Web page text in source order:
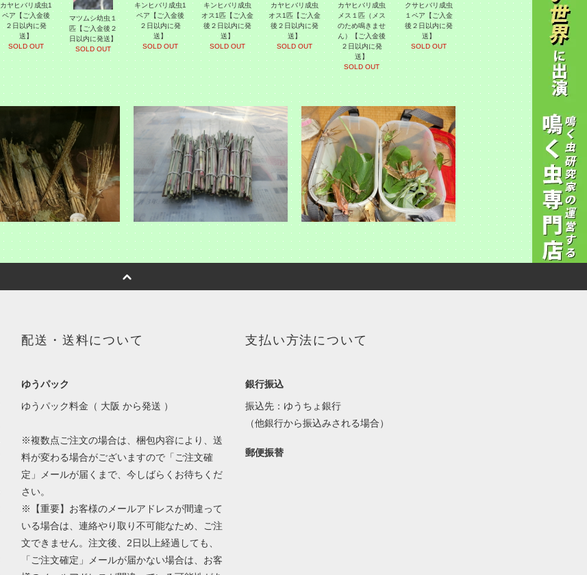
カヤヒバリ成虫1
ペア【ご入金後
２日以内に発
送】
SOLD OUT
マツムシ幼虫１
匹【ご入金後２
日以内に発送】
SOLD OUT
キンヒバリ成虫1
ペア【ご入金後
２日以内に発
送】
SOLD OUT
キンヒバリ成虫
オス1匹【ご入金
後２日以内に発
送】
SOLD OUT
カヤヒバリ成虫
オス1匹【ご入金
後２日以内に発
送】
SOLD OUT
カヤヒバリ成虫
メス１匹（メス
のため鳴きませ
ん）【ご入金後
２日以内に発
送】
SOLD OUT
クサヒバリ成虫
１ペア【ご入金
後２日以内に発
送】
SOLD OUT
配送・送料について
ゆうパック
ゆうパック料金（ 大阪 から発送 ）
※複数点ご注文の場合は、梱包内容により、送
料が変わる場合がございますので「ご注文確
定」メールが届くまで、今しばらくお待ちくだ
さい。
※【重要】お客様のメールアドレスが間違って
いる場合は、連絡やり取り不可能なため、ご注
文できません。注文後、2日以上経過しても、
「ご注文確定」メールが届かない場合は、お客
支払い方法について
銀行振込
振込先：ゆうちょ銀行
（他銀行から振込みされる場合）
郵便振替